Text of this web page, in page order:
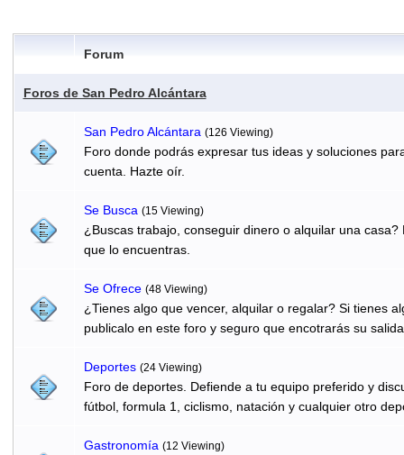
Forum
Foros de San Pedro Alcántara
San Pedro Alcántara (126 Viewing)
Foro donde podrás expresar tus ideas y soluciones
cuenta. Hazte oír.
Se Busca (15 Viewing)
¿Buscas trabajo, conseguir dinero o alquilar una
que lo encuentras.
Se Ofrece (48 Viewing)
¿Tienes algo que vencer, alquilar o regalar? Si tienes
publicalo en este foro y seguro que encotrarás su
Deportes (24 Viewing)
Foro de deportes. Defiende a tu equipo preferido y
fútbol, formula 1, ciclismo, natación y cualquier otro
Gastronomí­a (12 Viewing)